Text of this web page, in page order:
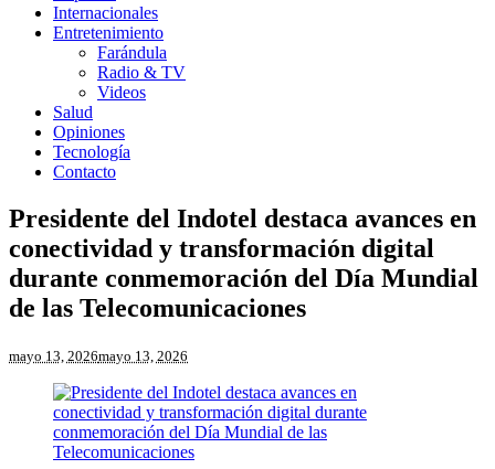
Internacionales
Entretenimiento
Farándula
Radio & TV
Videos
Salud
Opiniones
Tecnología
Contacto
Presidente del Indotel destaca avances en
conectividad y transformación digital
durante conmemoración del Día Mundial
de las Telecomunicaciones
mayo 13, 2026mayo 13, 2026